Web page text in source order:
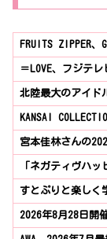
FRUITS ZIPPER
＝LOVE、フジテ
北陸最大のアイド
KANSAI
宮本佳林さんの
「ネガティヴハ
すとぷりと楽しく
2026年8月28日開